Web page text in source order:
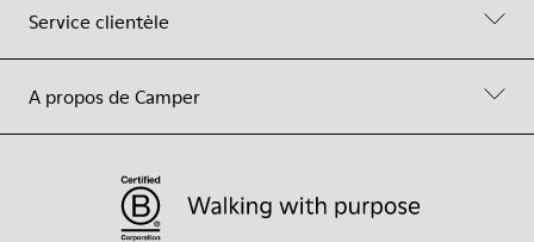
Service clientèle
A propos de Camper